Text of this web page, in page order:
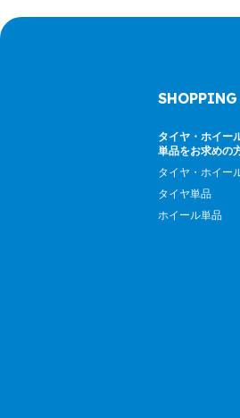
SHOPPING
タイヤ・ホイー
単品をお求めの
タイヤ・ホイー
タイヤ単品
ホイール単品